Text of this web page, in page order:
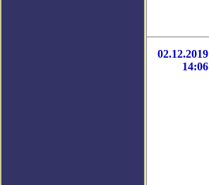
02.12.2019
14:06